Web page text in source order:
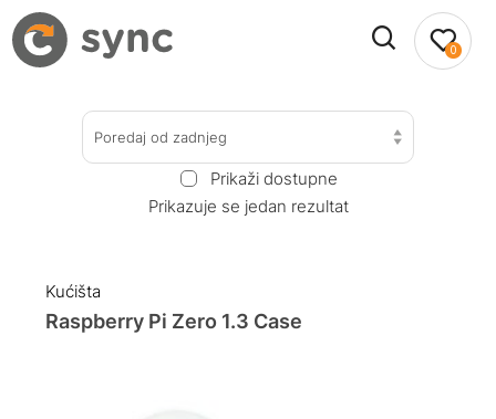
0
Poredaj od zadnjeg
Prikaži dostupne
Prikazuje se jedan rezultat
Kućišta
Raspberry Pi Zero 1.3 Case